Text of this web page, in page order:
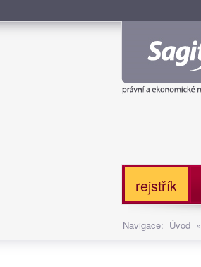
rejstřík
Navigace: Úvod »